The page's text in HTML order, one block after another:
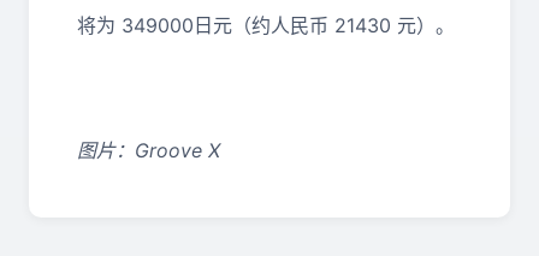
将为 349000日元（约人民币 21430 元）。
图片：Groove X